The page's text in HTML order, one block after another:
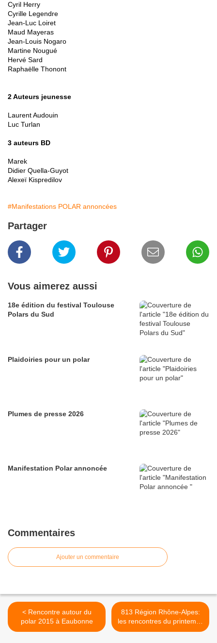
Cyril Herry
Cyrille Legendre
Jean-Luc Loiret
Maud Mayeras
Jean-Louis Nogaro
Martine Nougué
Hervé Sard
Raphaëlle Thonont
2 Auteurs jeunesse
Laurent Audouin
Luc Turlan
3 auteurs BD
Marek
Didier Quella-Guyot
Alexeï Kispredilov
#Manifestations POLAR annoncées
Partager
Vous aimerez aussi
18e édition du festival Toulouse
Polars du Sud
Plaidoiries pour un polar
Plumes de presse 2026
Manifestation Polar annoncée
Commentaires
Ajouter un commentaire
< Rencontre autour du
polar 2015 à Eaubonne
813 Région Rhône-Alpes:
les rencontres du printemps
>